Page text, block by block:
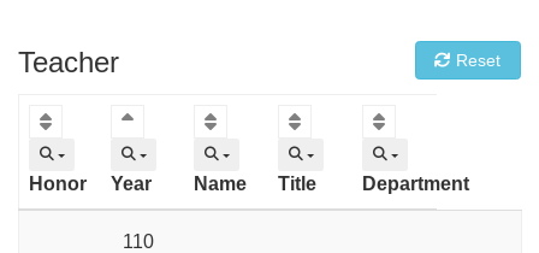
Teacher Reset
Honor Year Name Title Department
110